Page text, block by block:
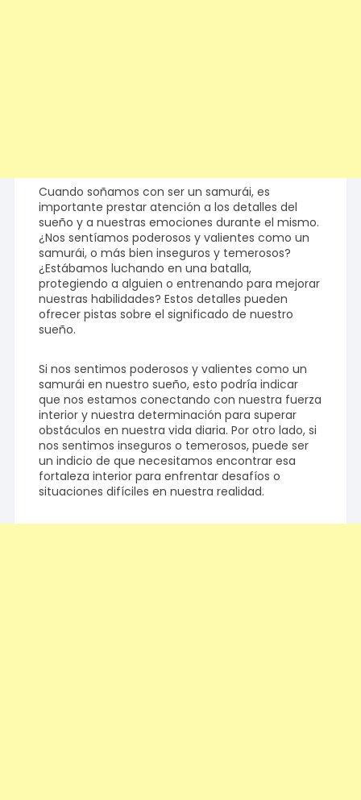
Cuando soñamos con ser un samurái, es
importante prestar atención a los detalles del
sueño y a nuestras emociones durante el mismo.
¿Nos sentíamos poderosos y valientes como un
samurái, o más bien inseguros y temerosos?
¿Estábamos luchando en una batalla,
protegiendo a alguien o entrenando para mejorar
nuestras habilidades? Estos detalles pueden
ofrecer pistas sobre el significado de nuestro
sueño.
Si nos sentimos poderosos y valientes como un
samurái en nuestro sueño, esto podría indicar
que nos estamos conectando con nuestra fuerza
interior y nuestra determinación para superar
obstáculos en nuestra vida diaria. Por otro lado, si
nos sentimos inseguros o temerosos, puede ser
un indicio de que necesitamos encontrar esa
fortaleza interior para enfrentar desafíos o
situaciones difíciles en nuestra realidad.